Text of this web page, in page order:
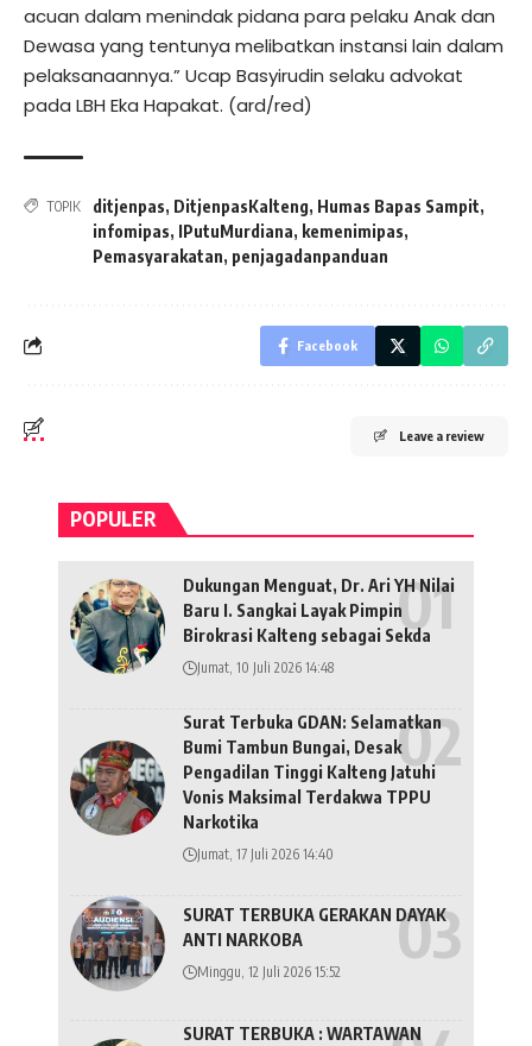
acuan dalam menindak pidana para pelaku Anak dan
Dewasa yang tentunya melibatkan instansi lain dalam
pelaksanaannya.” Ucap Basyirudin selaku advokat
pada LBH Eka Hapakat. (ard/red)
TOPIK ditjenpas, DitjenpasKalteng, Humas Bapas Sampit,
infomipas, IPutuMurdiana, kemenimipas,
Pemasyarakatan, penjagadanpanduan
Facebook
Leave a review
POPULER
Dukungan Menguat, Dr. Ari YH Nilai
Baru I. Sangkai Layak Pimpin
Birokrasi Kalteng sebagai Sekda
Jumat, 10 Juli 2026 14:48
Surat Terbuka GDAN: Selamatkan
Bumi Tambun Bungai, Desak
Pengadilan Tinggi Kalteng Jatuhi
Vonis Maksimal Terdakwa TPPU
Narkotika
Jumat, 17 Juli 2026 14:40
SURAT TERBUKA GERAKAN DAYAK
ANTI NARKOBA
Minggu, 12 Juli 2026 15:52
SURAT TERBUKA : WARTAWAN